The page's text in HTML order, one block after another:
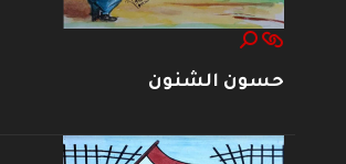
حسون الشنون